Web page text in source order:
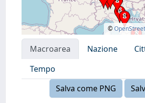
©
Macroarea Nazione
Tempo
Salva come PNG